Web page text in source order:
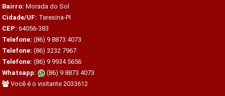
Bairro: Morada do Sol
Cidade/UF: Teresina-PI
CEP: 64056-383
Telefone: (86) 9 8873 4073
Telefone: (86) 3232 7967
Telefone: (86) 9 9934 5656
Whatsapp:
(86) 9 8873 4073
Você é o visitante 2033612